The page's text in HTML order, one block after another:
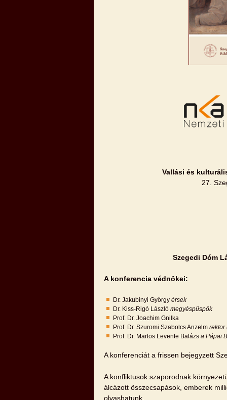
Vallási és
27.
Szegedi Dóm
A konferencia védnökei:
Dr. Jakubinyi György érsek
Dr. Kiss-Rigó László megyéspüspök
Prof. Dr. Joachim Gnilka
Prof. Dr. Szuromi Szabolcs Anzelm rektor
Prof. Dr. Martos Levente Balázs a Pápai
A konferenciát a frissen bejegyzett
A konfliktusok szaporodnak
álcázott összecsapások, emberek
olvashatunk.